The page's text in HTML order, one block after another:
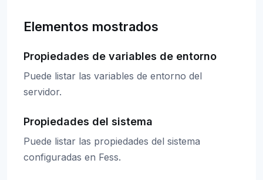
Elementos mostrados
Propiedades de variables de entorno
Puede listar las variables de entorno del
servidor.
Propiedades del sistema
Puede listar las propiedades del sistema
configuradas en Fess.